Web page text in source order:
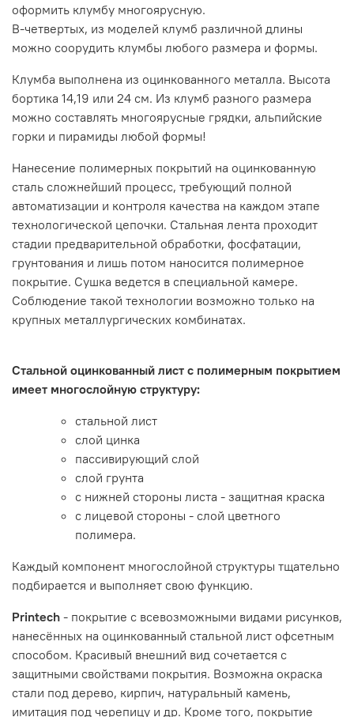
оформить клумбу многоярусную.
В-четвертых, из моделей клумб различной длины
можно соорудить клумбы любого размера и формы.
Клумба выполнена из оцинкованного металла. Высота
бортика 14,19 или 24 см. Из клумб разного размера
можно составлять многоярусные грядки, альпийские
горки и пирамиды любой формы!
Нанесение полимерных покрытий на оцинкованную
сталь сложнейший процесс, требующий полной
автоматизации и контроля качества на каждом этапе
технологической цепочки. Стальная лента проходит
стадии предварительной обработки, фосфатации,
грунтования и лишь потом наносится полимерное
покрытие. Сушка ведется в специальной камере.
Соблюдение такой технологии возможно только на
крупных металлургических комбинатах.
Стальной оцинкованный лист с полимерным покрытием
имеет многослойную структуру:
стальной лист
слой цинка
пассивирующий слой
слой грунта
с нижней стороны листа - защитная краска
с лицевой стороны - слой цветного
полимера.
Каждый компонент многослойной структуры тщательно
подбирается и выполняет свою функцию.
Printech - покрытие с всевозможными видами рисунков,
нанесённых на оцинкованный стальной лист офсетным
способом. Красивый внешний вид сочетается с
защитными свойствами покрытия. Возможна окраска
стали под дерево, кирпич, натуральный камень,
имитация под черепицу и др. Кроме того, покрытие